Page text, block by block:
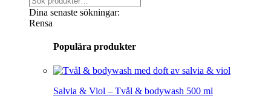
Dina senaste sökningar:
Rensa
Populära produkter
Salvia & Viol – Tvål & bodywash 500 ml